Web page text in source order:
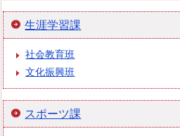
生涯学習課
社会教育班
文化振興班
スポーツ課